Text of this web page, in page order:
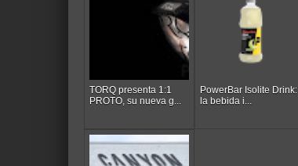
TORQ presenta 1:1
PROTO, su nueva g...
PowerBar Isolite Drink:
la bebida i...